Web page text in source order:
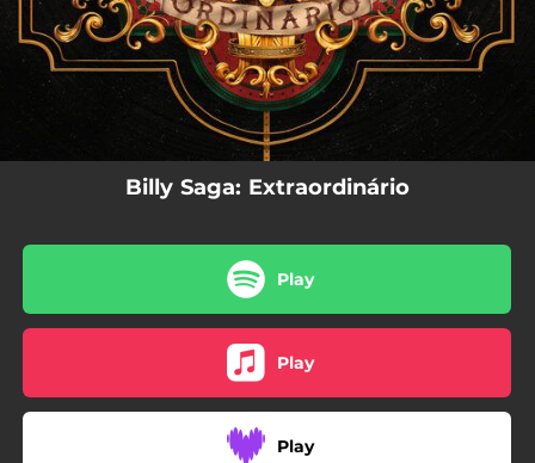
Conversa Sincera
03:17
Missão de Liberdade
02:18
03:28
Viés do Código
Atípico
04:34
Billy Saga: Extraordinário
Play
Play
Play